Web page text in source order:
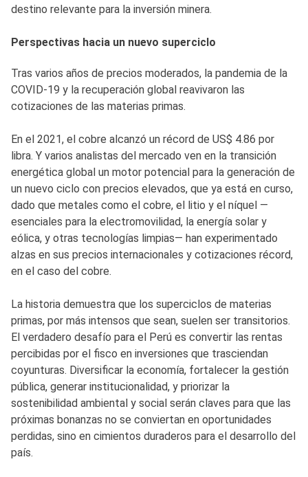
destino relevante para la inversión minera.
Perspectivas hacia un nuevo superciclo
Tras varios años de precios moderados, la pandemia de la
COVID-19 y la recuperación global reavivaron las
cotizaciones de las materias primas.
En el 2021, el cobre alcanzó un récord de US$ 4.86 por
libra. Y varios analistas del mercado ven en la transición
energética global un motor potencial para la generación de
un nuevo ciclo con precios elevados, que ya está en curso,
dado que metales como el cobre, el litio y el níquel —
esenciales para la electromovilidad, la energía solar y
eólica, y otras tecnologías limpias— han experimentado
alzas en sus precios internacionales y cotizaciones récord,
en el caso del cobre.
La historia demuestra que los superciclos de materias
primas, por más intensos que sean, suelen ser transitorios.
El verdadero desafío para el Perú es convertir las rentas
percibidas por el fisco en inversiones que trasciendan
coyunturas. Diversificar la economía, fortalecer la gestión
pública, generar institucionalidad, y priorizar la
sostenibilidad ambiental y social serán claves para que las
próximas bonanzas no se conviertan en oportunidades
perdidas, sino en cimientos duraderos para el desarrollo del
país.